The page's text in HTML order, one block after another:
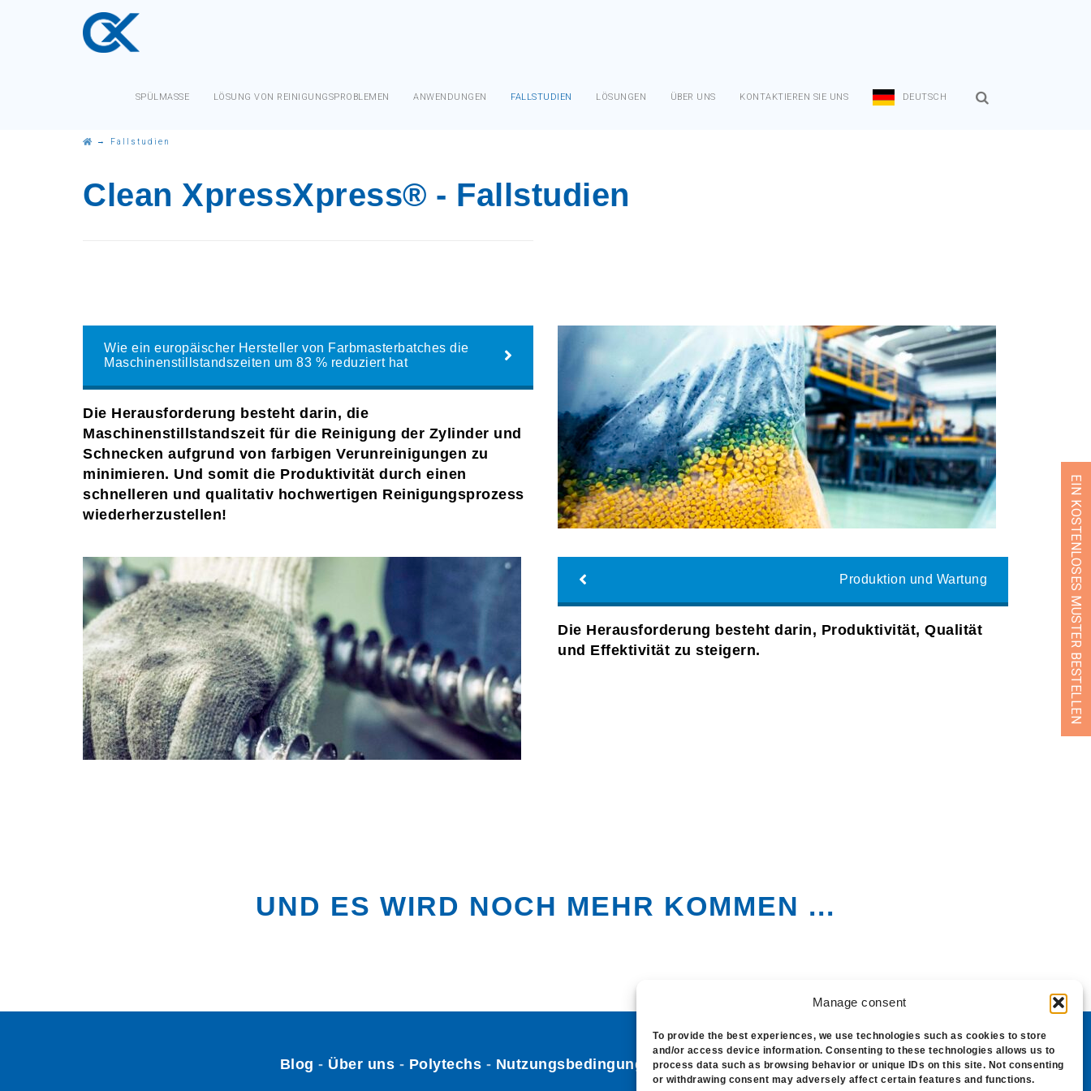
Manage consent
To provide the best experiences, we use technologies such as cookies to store
and/or access device information. Consenting to these technologies allows us to
process data such as browsing behavior or unique IDs on this site. Not consenting
or withdrawing consent may adversely affect certain features and functions.
SPÜLMASSE LÖSUNG VON REINIGUNGSPROBLEMEN ANWENDUNGEN FALLSTUDIEN LÖSUNGEN ÜBER UNS KONTAKTIEREN SIE UNS DEUTSCH
→ Fallstudien
Clean XpressXpress® - Fallstudien
Wie ein europäischer Hersteller von Farbmasterbatches die
Maschinenstillstandszeiten um 83 % reduziert hat
Die Herausforderung besteht darin, die
Maschinenstillstandszeit für die Reinigung der Zylinder und
Schnecken aufgrund von farbigen Verunreinigungen zu
minimieren. Und somit die Produktivität durch einen
schnelleren und qualitativ hochwertigen Reinigungsprozess
wiederherzustellen!
Produktion und Wartung
Die Herausforderung besteht darin, Produktivität, Qualität
und Effektivität zu steigern.
UND ES WIRD NOCH MEHR KOMMEN ...
Blog - Über uns - Polytechs - Nutzungsbedingungen-Cookie-Richtlinien
EIN KOSTENLOSES MUSTER BESTELLEN